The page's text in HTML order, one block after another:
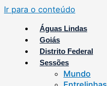
Ir para o conteúdo
Águas Lindas
Goiás
Distrito Federal
Sessões
Mundo